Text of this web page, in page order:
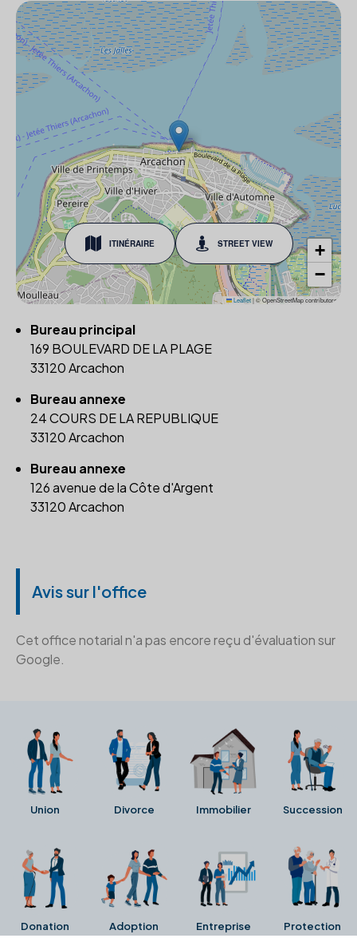
ITINÉRAIRE STREET VIEW
+
−
Leaflet|© OpenStreetMap contributors
Bureau principal
169 BOULEVARD DE LA PLAGE
33120 Arcachon
Bureau annexe
24 COURS DE LA REPUBLIQUE
33120 Arcachon
Bureau annexe
126 avenue de la Côte d'Argent
33120 Arcachon
Avis sur l'office
Cet office notarial n'a pas encore reçu d'évaluation sur
Google.
Union Divorce Immobilier Succession
Donation Adoption Entreprise Protection